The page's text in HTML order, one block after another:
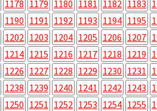
1178 1179 1180 1181 1182 1183
1190 1191 1192 1193 1194 1195
1202 1203 1204 1205 1206 1207
1214 1215 1216 1217 1218 1219
1226 1227 1228 1229 1230 1231
1238 1239 1240 1241 1242 1243
1250 1251 1252 1253 1254 1255